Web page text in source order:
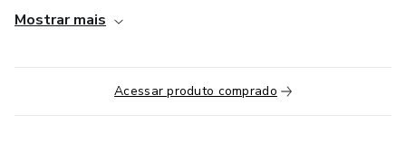
constituem espaços, muitas vezes, de embates no campo
individual e social das pessoas em espaços de educação
pautados pela dinâmica da laicidade.
Mostrar mais
Acessar produto comprado